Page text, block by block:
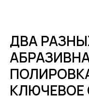
ДВА
КЛЮЧЕВОЕ